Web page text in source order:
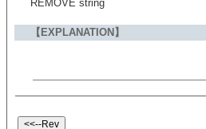
REMOVE string
【EXPLANATION】